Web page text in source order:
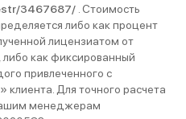
3467687/ . Стоимость
либо как процент
лицензиатом от
как фиксированный
привлеченного с
Для точного расчета
менеджерам